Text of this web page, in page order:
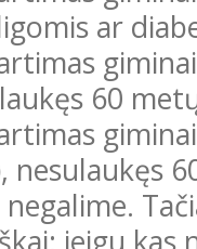
ar
60
nesulaukęs
negalime.
jeigu kas